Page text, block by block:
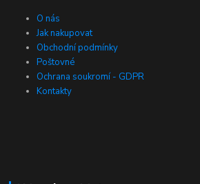
O nás
Jak nakupovat
Obchodní podmínky
Poštovné
Ochrana soukromí - GDPR
Kontakty